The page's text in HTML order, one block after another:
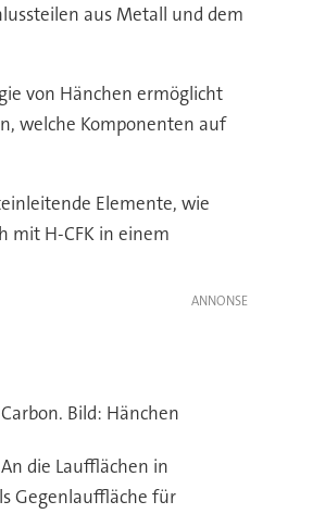
aus Metall und dem
von Hänchen ermöglicht
welche Komponenten auf
Elemente, wie
mit H-CFK in einem
Bild: Hänchen
die Laufflächen in
Gegenlauffläche für